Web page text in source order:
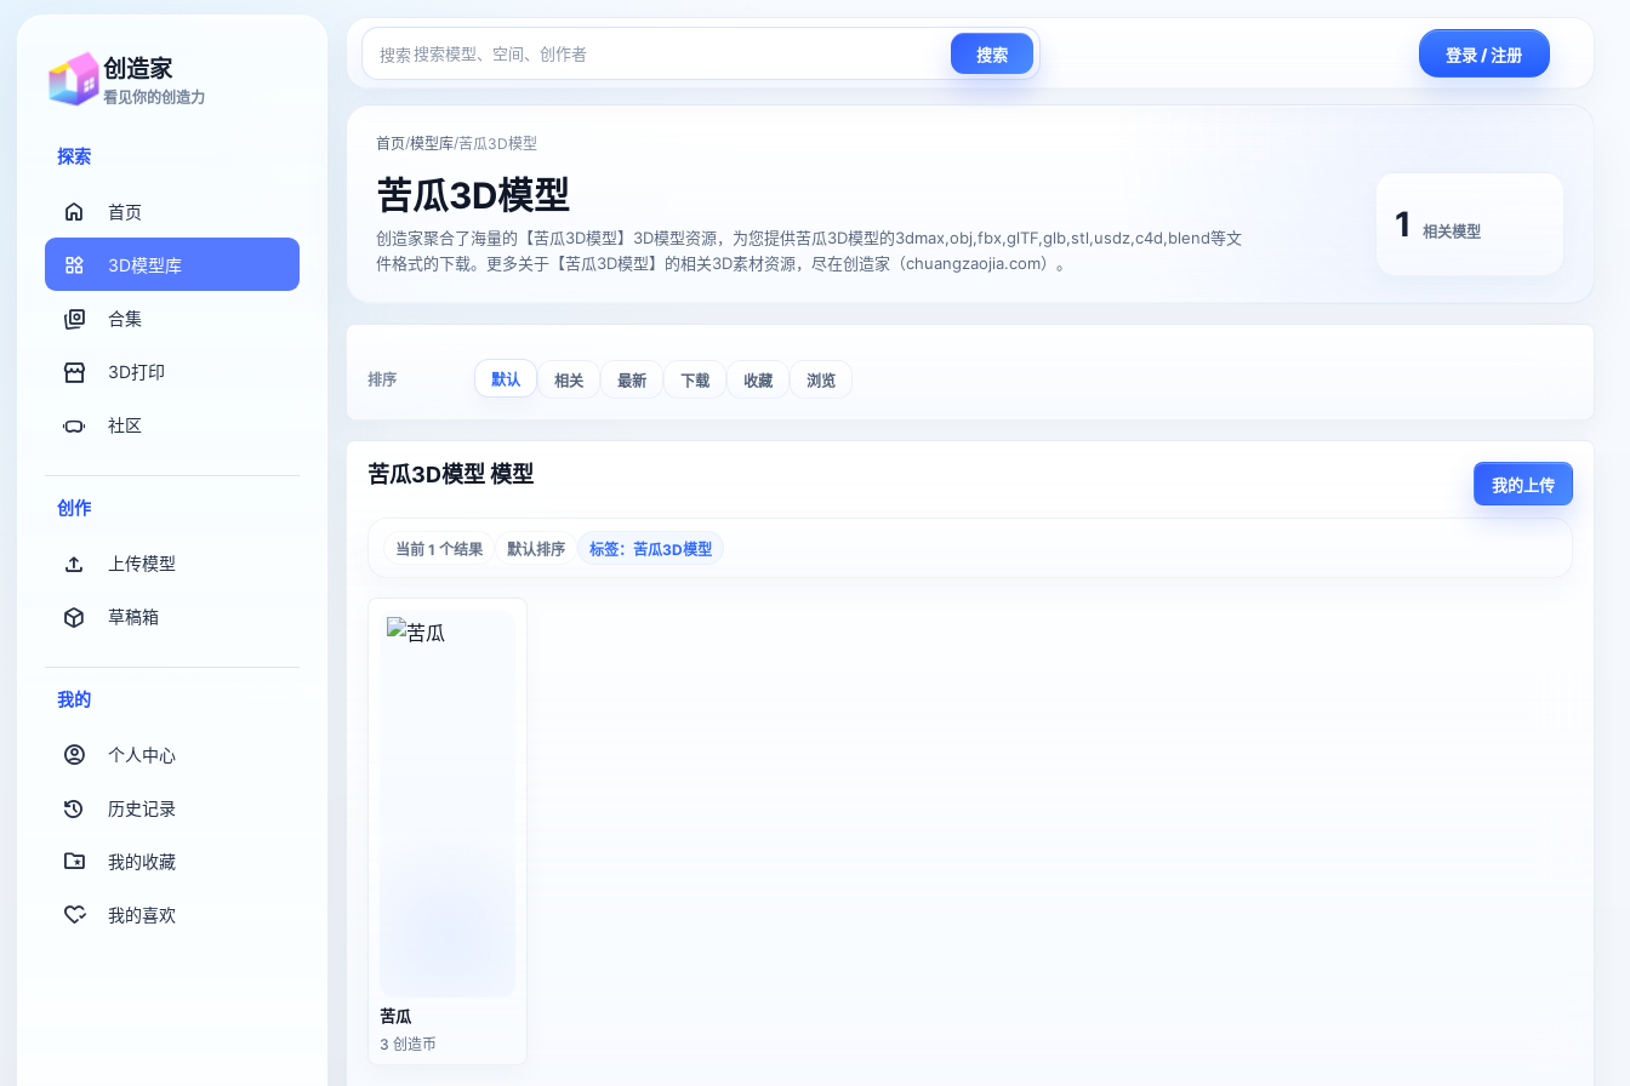
创造家
看见你的创造力
探索
首页
3D模型库
合集
3D打印
社区
创作
上传模型
草稿箱
我的
个人中心
历史记录
我的收藏
我的喜欢
搜索 搜索 登录 / 注册
首页/模型库/苦瓜3D模型
苦瓜3D模型
创造家聚合了海量的【苦瓜3D模型】3D模型资源，为您提供苦瓜3D模型的3dmax,obj,fbx,glTF,glb,stl,usdz,c4d,blend等文
件格式的下载。更多关于【苦瓜3D模型】的相关3D素材资源，尽在创造家（chuangzaojia.com）。
1 相关模型
排序 默认 相关 最新 下载 收藏 浏览
苦瓜3D模型 模型 我的上传
当前 1 个结果 默认排序 标签：苦瓜3D模型
苦瓜
3 创造币